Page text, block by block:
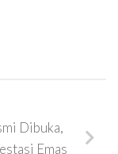
Dibuka,
Emas